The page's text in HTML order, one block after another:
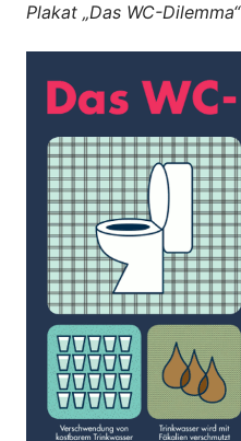
Plakat „Das WC-Dilemma“